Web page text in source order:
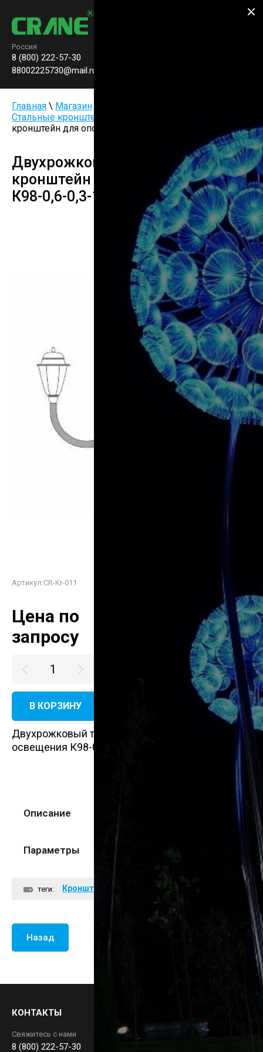
Россия
8 (800) 222-57-30
88002225730@mail.ru
Главная \ Магазин
Стальные кронштейны
кронштейн для опор освещения К98-0,6-0,3-1-5
Двухрожковый торшерный
кронштейн для опор освещения
К98-0,6-0,3-1-5
Артикул:CR-Kr-011
Цена по
запросу
В КОРЗИНУ КУПИТЬ В ОДИН КЛИК
Двухрожковый торшерный кронштейн для опор
освещения К98-0,6-0,3-1-5
Описание
Параметры
теги: Кронштейны светильников
Назад
КОНТАКТЫ
Свяжитесь с нами
8 (800) 222-57-30